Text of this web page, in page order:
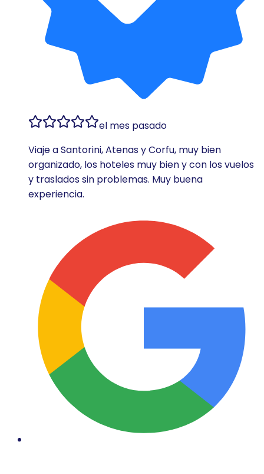
el mes pasado
Viaje a Santorini, Atenas y Corfu, muy bien
organizado, los hoteles muy bien y con los vuelos
y traslados sin problemas. Muy buena
experiencia.